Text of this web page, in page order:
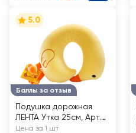
Баллы за отзыв
5.0
Подушка дорожная
ЛЕНТА Утка 25см, Арт.
202405966
Цена за 1 шт